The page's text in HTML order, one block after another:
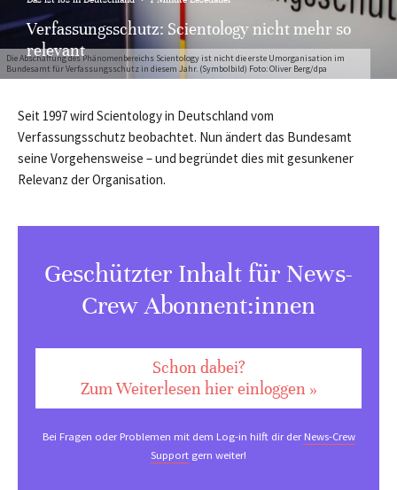
Die Abschaffung des Phänomenbereichs Scientology ist nicht die erste Umorganisation im
Bundesamt für Verfassungsschutz in diesem Jahr. (Symbolbild) Foto: Oliver Berg/dpa
Verfassungsschutz: Scientology nicht mehr so
relevant
Seit 1997 wird Scientology in Deutschland vom
Verfassungsschutz beobachtet. Nun ändert das Bundesamt
seine Vorgehensweise – und begründet dies mit gesunkener
Relevanz der Organisation.
Geschützter Inhalt für News-
Crew Abonnent:innen
Schon dabei?
Zum Weiterlesen hier einloggen »
Bei Fragen oder Problemen mit dem Log-in hilft dir derNews-Crew
Support gern weiter!